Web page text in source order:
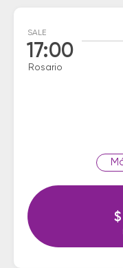
SALE
17:00
Rosario
$